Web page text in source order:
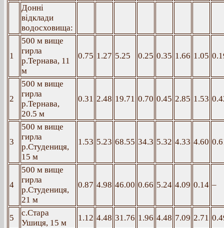
Донні
відклади
водосховища:
1
500 м вище
гирла
р.Тернава, 11
м
0.75 1.27 5.25 0.25 0.35 1.66 1.05
2
500 м вище
гирла
р.Тернава,
20.5 м
0.31 2.48 19.71 0.70 0.45 2.85 1.53
3
500 м вище
гирла
р.Студениця,
15 м
1.53 5.23 68.55 34.3 5.32 4.33 4.60
4
500 м вище
гирла
р.Студениця,
21 м
0.87 4.98 46.00 0.66 5.24 4.09 0.14 –
5
с.Стара
Ушиця, 15 м
1.12 4.48 31.76 1.96 4.48 7.09 2.71